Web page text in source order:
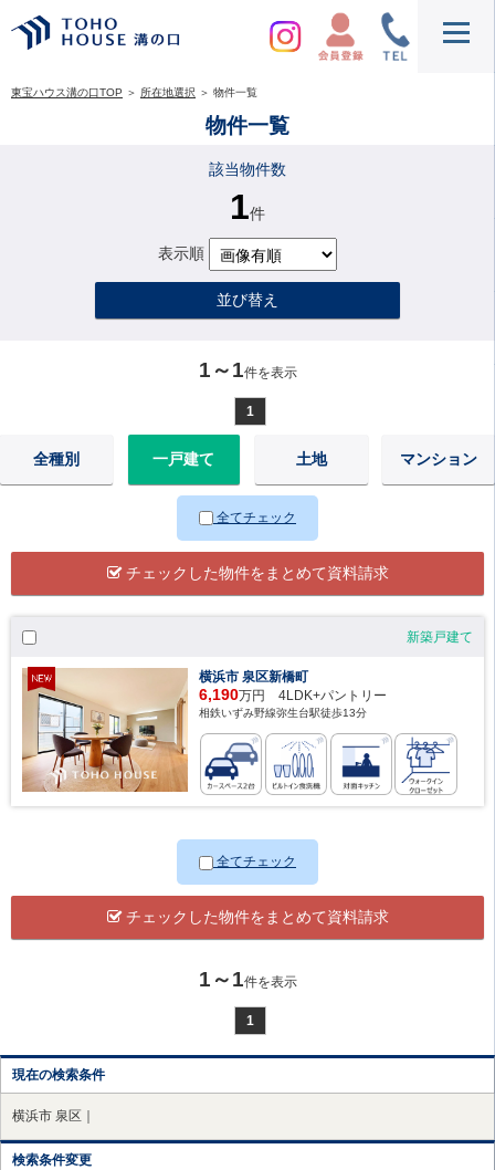
東宝ハウス溝の口TOP ＞ 所在地選択 ＞ 物件一覧
物件一覧
該当物件数
1件
表示順
並び替え
1～1件を表示
1
全種別 一戸建て 土地 マンション
全てチェック
チェックした物件をまとめて資料請求
新築戸建て
横浜市 泉区新橋町
6,190万円 4LDK+パントリー
相鉄いずみ野線弥生台駅徒歩13分
全てチェック
チェックした物件をまとめて資料請求
1～1件を表示
1
現在の検索条件
横浜市 泉区｜
検索条件変更